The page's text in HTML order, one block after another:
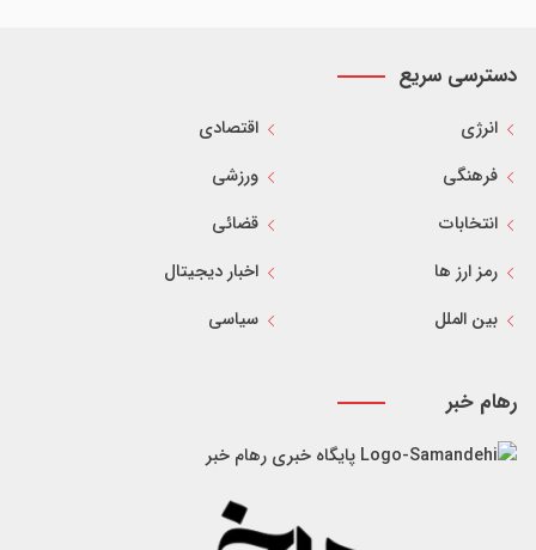
دسترسی سریع
انرژی
اقتصادی
فرهنگی
ورزشی
انتخابات
قضائی
رمز ارز ها
اخبار دیجیتال
بین الملل
سیاسی
رهام خبر
پایگاه خبری رهام خبر